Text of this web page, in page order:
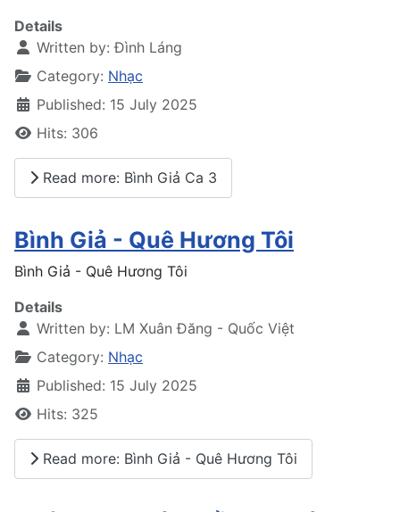
Details
Written by:Đình Láng
Category: Nhạc
Published: 15 July 2025
Hits: 306
Read more: Bình Giả Ca 3
Bình Giả - Quê Hương Tôi
Bình Giả - Quê Hương Tôi
Details
Written by: LM Xuân Đăng - Quốc Việt
Category: Nhạc
Published: 15 July 2025
Hits: 325
Read more: Bình Giả - Quê Hương Tôi